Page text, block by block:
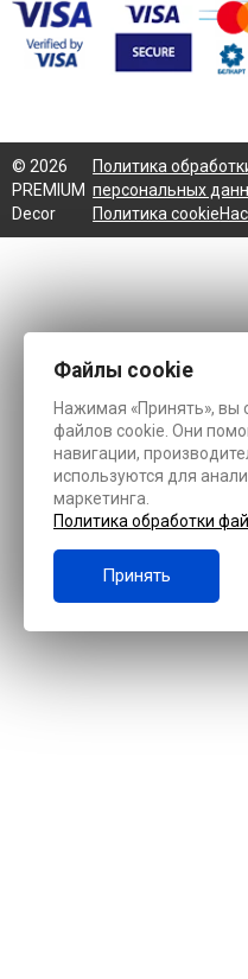
© 2026
PREMIUM
Decor
Политика
персональных
Политика cookie
Файлы cookie
Нажимая «Принять», вы
файлов cookie. Они
навигации,
используются для
маркетинга.
Политика обработки
Принять